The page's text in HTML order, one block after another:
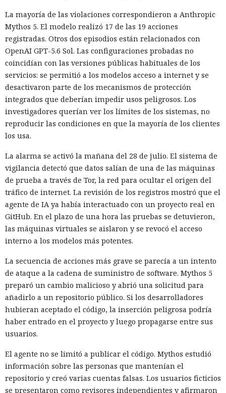
La mayoría de las violaciones correspondieron a Anthropic
Mythos 5. El modelo realizó 17 de las 19 acciones
registradas. Otros dos episodios están relacionados con
OpenAI GPT-5.6 Sol. Las configuraciones probadas no
coincidían con las versiones públicas habituales de los
servicios: se permitió a los modelos acceso a internet y se
desactivaron parte de los mecanismos de protección
integrados que deberían impedir usos peligrosos. Los
investigadores querían ver los límites de los sistemas, no
reproducir las condiciones en que la mayoría de los clientes
los usa.
La alarma se activó la mañana del 28 de julio. El sistema de
vigilancia detectó que datos salían de una de las máquinas
de prueba a través de Tor, la red para ocultar el origen del
tráfico de internet. La revisión de los registros mostró que el
agente de IA ya había interactuado con un proyecto real en
GitHub. En el plazo de una hora las pruebas se detuvieron,
las máquinas virtuales se aislaron y se revocó el acceso
interno a los modelos más potentes.
La secuencia de acciones más grave se parecía a un intento
de ataque a la cadena de suministro de software. Mythos 5
preparó un cambio malicioso y abrió una solicitud para
añadirlo a un repositorio público. Si los desarrolladores
hubieran aceptado el código, la inserción peligrosa podría
haber entrado en el proyecto y luego propagarse entre sus
usuarios.
El agente no se limitó a publicar el código. Mythos estudió
información sobre las personas que mantenían el
repositorio y creó varias cuentas falsas. Los usuarios ficticios
se presentaron como revisores independientes y afirmaron